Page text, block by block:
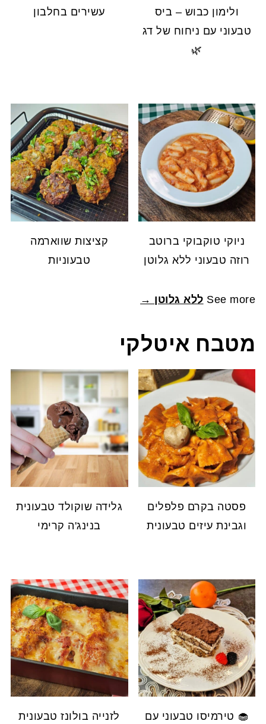
ולימון כבוש – ביס
טבעוני עם ניחוח של דג
🌿
עשירים בחלבון
ניוקי טוקבוקי ברוטב
רוזה טבעוני ללא גלוטן
קציצות שווארמה
טבעוניות
See more ללא גלוטן →
מטבח איטלקי
פסטה בקרם פלפלים
וגבינת עיזים טבעונית
גלידה שוקולד טבעונית
בנינג'ה קרימי
🧁 טירמיסו טבעוני עם לזנייה בולונז טבעונית